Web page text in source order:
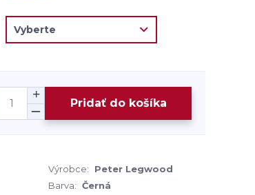
Pridať do košíka
Výrobce:
Peter Legwood
Barva: Černá